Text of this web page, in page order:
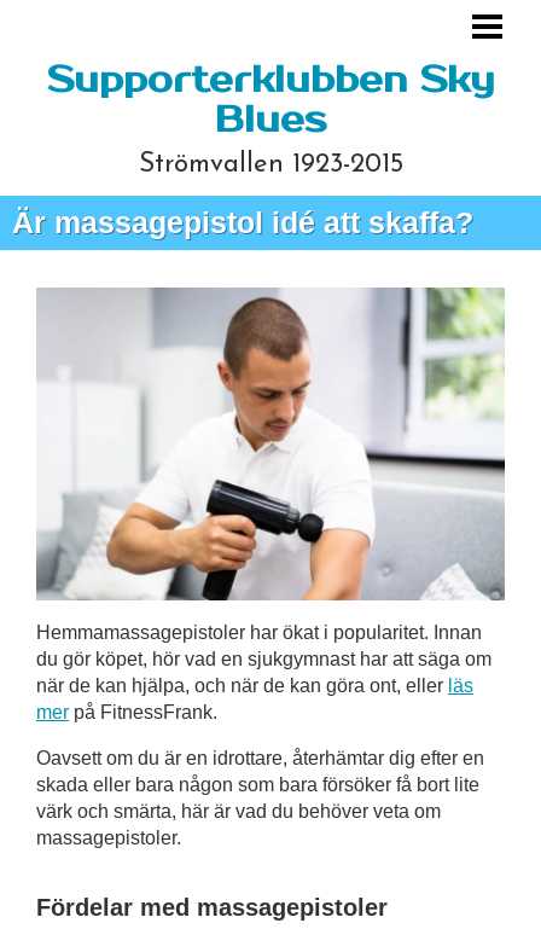
Supporterklubben Sky
Blues
Strömvallen 1923-2015
Är massagepistol idé att skaffa?
Hemmamassagepistoler har ökat i popularitet. Innan
du gör köpet, hör vad en sjukgymnast har att säga om
när de kan hjälpa, och när de kan göra ont, eller läs
mer på FitnessFrank.
Oavsett om du är en idrottare, återhämtar dig efter en
skada eller bara någon som bara försöker få bort lite
värk och smärta, här är vad du behöver veta om
massagepistoler.
Fördelar med massagepistoler